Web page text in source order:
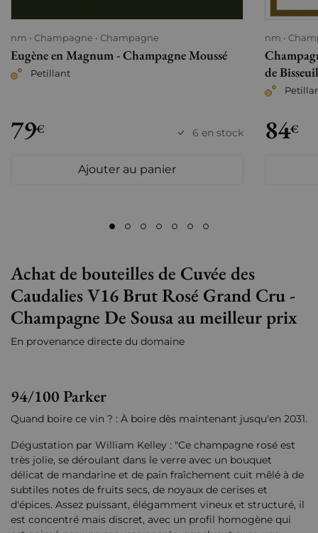
nm Champagne Champagne
Eugène en Magnum - Champagne Moussé
Petillant
79€ 6 en stock
Ajouter au panier
nm
de
84€
Achat de bouteilles de Cuvée des
Caudalies V16 Brut Rosé Grand Cru -
Champagne De Sousa au meilleur prix
En provenance directe du domaine
94/100 Parker
Quand boire ce vin ? : À boire dès maintenant jusqu'en 2031.
Dégustation par William Kelley : "Ce champagne rosé est
très jolie, se déroulant dans le verre avec un bouquet
délicat de mandarine et de pain fraîchement cuit mêlé à de
subtiles notes de fruits secs, de noyaux de cerises et
d'épices. Assez puissant, élégamment vineux et structuré, il
est concentré mais discret, avec un profil homogène qui